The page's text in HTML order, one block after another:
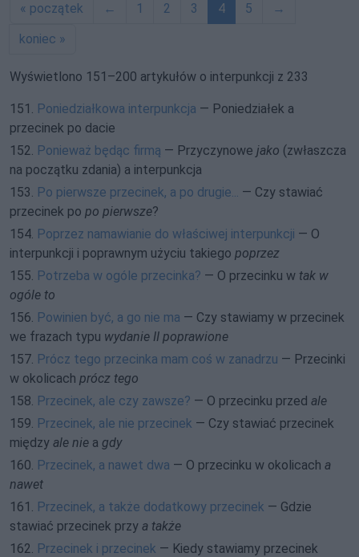
« początek ← 1 2 3 4 5
→
koniec »
Wyświetlono 151–200 artykułów o interpunkcji z 233
151. Poniedziałkowa interpunkcja — Poniedziałek a
przecinek po dacie
152. Ponieważ będąc firmą — Przyczynowe jako (zwłaszcza
na początku zdania) a interpunkcja
153. Po pierwsze przecinek, a po drugie... — Czy stawiać
przecinek po po pierwsze?
154. Poprzez namawianie do właściwej interpunkcji — O
interpunkcji i poprawnym użyciu takiego poprzez
155. Potrzeba w ogóle przecinka? — O przecinku w tak w
ogóle to
156. Powinien być, a go nie ma — Czy stawiamy w przecinek
we frazach typu wydanie II poprawione
157. Prócz tego przecinka mam coś w zanadrzu — Przecinki
w okolicach prócz tego
158. Przecinek, ale czy zawsze? — O przecinku przed ale
159. Przecinek, ale nie przecinek — Czy stawiać przecinek
między ale nie a gdy
160. Przecinek, a nawet dwa — O przecinku w okolicach a
nawet
161. Przecinek, a także dodatkowy przecinek — Gdzie
stawiać przecinek przy a także
162. Przecinek i przecinek — Kiedy stawiamy przecinek